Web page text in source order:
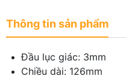
Thông tin sản phẩm
Đầu lục giác: 3mm
Chiều dài: 126mm